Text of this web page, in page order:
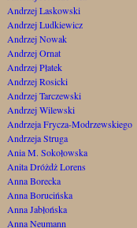
Andrzej Laskowski
Andrzej Ludkiewicz
Andrzej Nowak
Andrzej Ornat
Andrzej Płatek
Andrzej Rosicki
Andrzej Tarczewski
Andrzej Wilewski
Andrzeja Frycza-Modrzewskiego
Andrzeja Struga
Ania M. Sokołowska
Anita Dróżdż Lorens
Anna Borecka
Anna Borucińska
Anna Jabłońska
Anna Neumann